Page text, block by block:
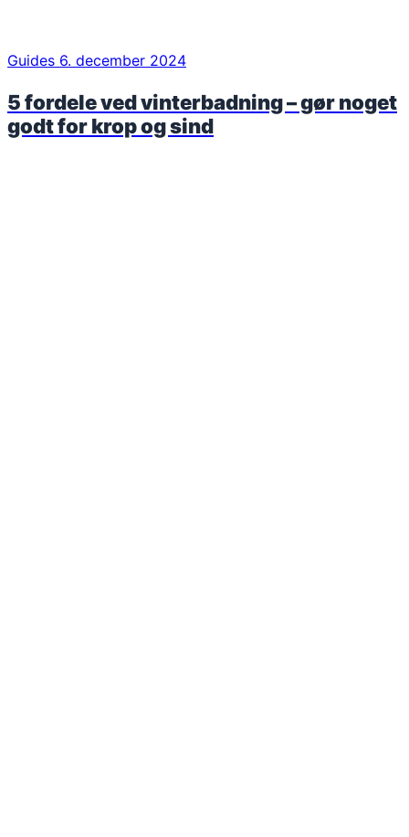
Guides 6. december 2024
5 fordele ved vinterbadning – gør noget
godt for krop og sind